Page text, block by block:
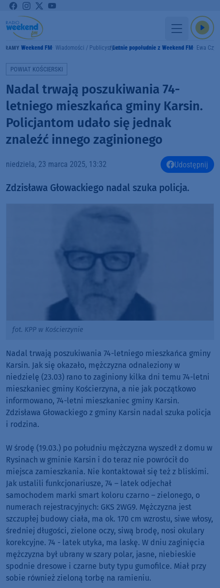
GRAMY Weekend FM Wiadomości / PublicystykaLetnie popołudnie z Weekend FM Ewa Czyż
POWIAT KOŚCIERSKI
Nadal trwają poszukiwania 74-
letniego mieszkańca gminy Karsin.
Policjantom udało się jednak
znaleźć innego zaginionego
niedziela, 23 marca 2025, 13:32 Udostępnij
Zdzisława Głowackiego nadal szuka policja.
fot. KPP w Kościerzynie
Nadal trwają poszukiwania 74-letniego mieszkańca gminy
Karsin. Jak się okazało, mężczyzna odnaleziony w
niedzielę (23.03) rano to zaginiony kilka dni temu 74-letni
mieszkaniec gminy Kościerzyna, a nie jak początkowo
informowano, 74-letni mieszkaniec gminy Karsin.
Zdzisława Głowackiego z gminy Karsin nadal szuka policja
i rodzina.
W środę (19.03.) po południu mężczyzna wyszedł z domu w
Rysinach w gminie Karsin i do teraz nie powrócił do
miejsca zamieszkania. Nie kontaktował się też z bliskimi.
Jak ustalili funkcjonariusze, 74 – latek odjechał
samochodem marki smart koloru czarno – zielonego, o
numerach rejestracyjnych: GKS 2WG9. Mężczyzna jest
szczupłej budowy ciała, ma ok. 170 cm wzrostu, siwe włosy,
średniej długości, zielone oczy, siwą brodę, nosi okulary
korekcyjne. 74 - latek utyka, ma laskę. W dniu zaginięcia
mężczyzna był ubrany w szary polar, jasne, niebieskie
spodnie dresowe i czarne buty typu gumofilce. Miał przy
sobie również zieloną torbę na ramieniu.